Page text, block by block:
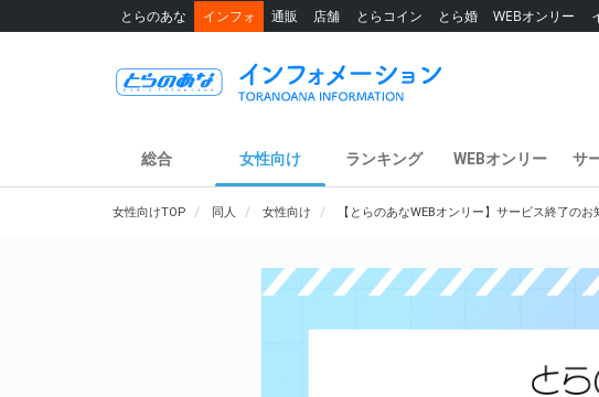
とらのあな インフォ 通販 店舗 とらコイン とら婚 WEBオンリー
総合 女性向け ランキング WEBオンリー サ
女性向けTOP 同人 女性向け 【とらのあなWEBオンリー】サービス終了のお